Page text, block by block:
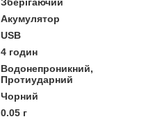
Акумулятор
USB
4 годин
Водонепроникний,
Протиударний
Чорний
0.05 г